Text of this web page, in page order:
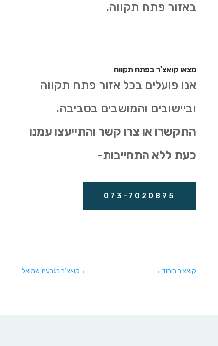
באזור פתח תקווה.
מצאו קואצ'ר בפתח תקווה
אנו פועלים בכל אזור פתח תקווה
וביישובים והמושבים בסביבה.
התקשרו או צרו קשר והתייעצו עמנו
כעת ללא התחייבות-
073-7020895
← קואצ'ר בגבעת שמואל קואצ'ר ביהוד→